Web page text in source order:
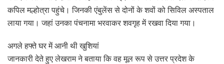
कपिल मल्होत्रा पहुंचे। जिनकी एंबुलेंस से दोनों के शवों को सिविल अस्पताल
लाया गया। जहां उनका पंचनामा भरवाकर शवगृह में रखवा दिया गया।
अगले हफ्ते घर में आनी थी खुशियां
जानकारी देते हुए लेखराम ने बताया कि वह मूल रूप से उत्तर प्रदेश के